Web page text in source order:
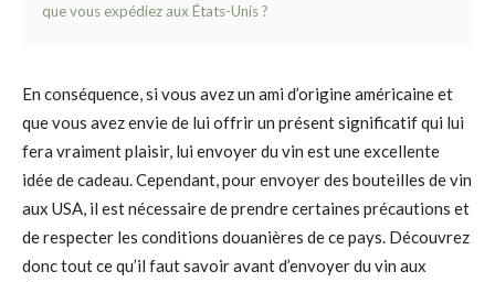
que vous expédiez aux États-Unis ?
En conséquence, si vous avez un ami d’origine américaine et
que vous avez envie de lui offrir un présent significatif qui lui
fera vraiment plaisir, lui envoyer du vin est une excellente
idée de cadeau. Cependant, pour envoyer des bouteilles de vin
aux USA, il est nécessaire de prendre certaines précautions et
de respecter les conditions douanières de ce pays. Découvrez
donc tout ce qu’il faut savoir avant d’envoyer du vin aux